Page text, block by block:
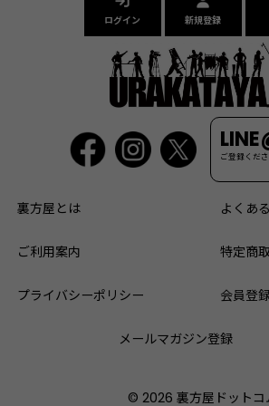
ご登録くだ
ログイン 新規登録
裏方屋とは よくあ
ご利用案内 特定商
プライバシーポリシー 会員登
メールマガジン登録
© 2026 裏方屋ドットコ